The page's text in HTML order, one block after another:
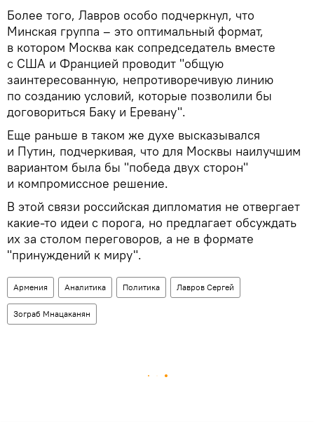
Более того, Лавров особо подчеркнул, что
Минская группа – это оптимальный формат,
в котором Москва как сопредседатель вместе
с США и Францией проводит "общую
заинтересованную, непротиворечивую линию
по созданию условий, которые позволили бы
договориться Баку и Еревану".
Еще раньше в таком же духе высказывался
и Путин, подчеркивая, что для Москвы наилучшим
вариантом была бы "победа двух сторон"
и компромиссное решение.
В этой связи российская дипломатия не отвергает
какие-то идеи с порога, но предлагает обсуждать
их за столом переговоров, а не в формате
"принуждений к миру".
Армения Аналитика Политика Лавров Сергей
Зограб Мнацаканян